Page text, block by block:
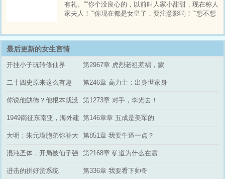
有礼。”“你个没良心的，以前叫人家小甜甜，现在称人
家夫人！”“你现在都是女皇了，要注意影响！”“想不想
最后更新的女生言情
开挂小子玩转修仙界
第2967章 虎烈老祖惹祸，蒙
二十四史原来这么有趣
第246章 高力士：出身世家身
你说他缺德？他根本就没 第1273章 对手，李光去！
1949南征东南亚，海外建 第146章章 五成是美军的
大明：朱元璋胞弟弥补大 第851章 我要牛逼一点？
混沌圣体，开局被仙子强
第2168章 矿道为什么在震
进击的拼好货系统 第336章 我要看下帅哥